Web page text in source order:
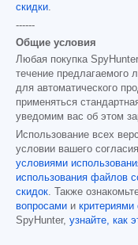
скидки.
------
Общие условия
Любая покупка
течение предлагаемого
для автоматического
применяться
уведомим вас об этом
Использование всех
условии вашего
условиями
использования файлов
скидок. Также
вопросами и критериями
SpyHunter, узнайте, как